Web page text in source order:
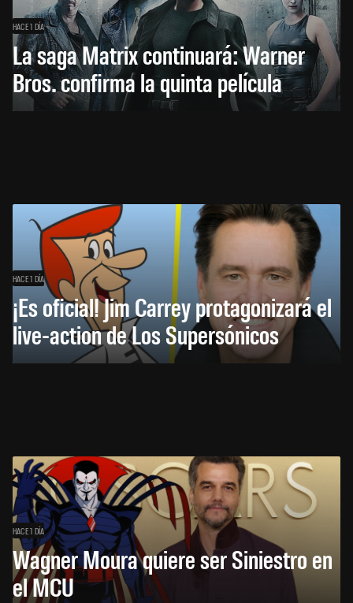
HACE 1 DÍA
La saga Matrix continuará: Warner
Bros. confirma la quinta película
HACE 1 DÍA
¡Es oficial! Jim Carrey protagonizará el
live-action de Los Supersónicos
HACE 1 DÍA
Wagner Moura quiere ser Siniestro en
el MCU